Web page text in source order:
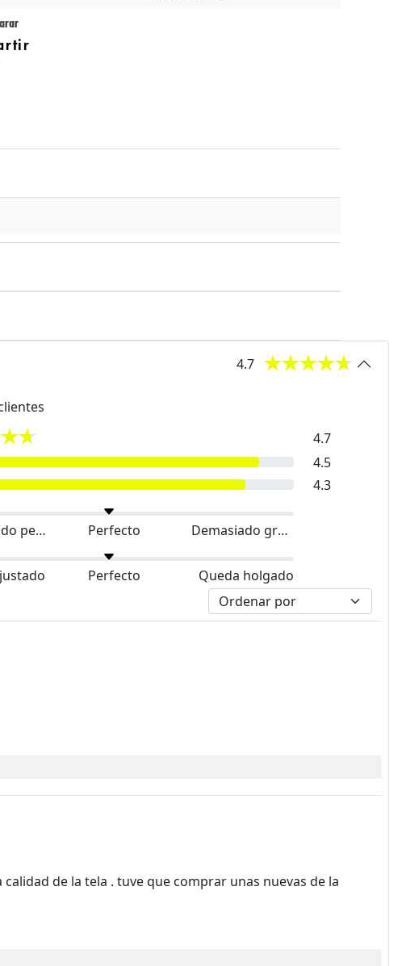
4.7
4.7
4.5
4.3
Demasiado pequeño
Perfecto
Demasiado grande
Perfecto Queda holgado
de la tela . tuve que comprar unas nuevas de la